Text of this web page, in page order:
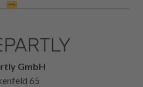
GmbH
65